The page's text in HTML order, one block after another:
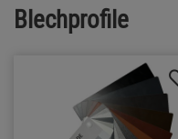
Blechprofile